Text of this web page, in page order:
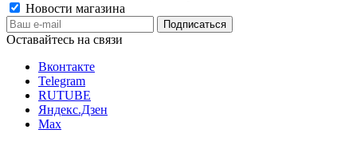
Новости магазина
Оставайтесь на связи
Вконтакте
Telegram
RUTUBE
Яндекс.Дзен
Max